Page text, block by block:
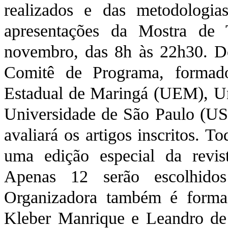
realizados e das
apresentações da Mostra
novembro, das 8h às 22h30.
Comitê de Programa,
Estadual de Maringá (UEM),
Universidade de São Paulo
avaliará os artigos inscritos.
uma edição especial da
Apenas 12 serão
Organizadora também é
Kleber Manrique e Leandro